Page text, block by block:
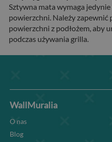
Sztywna mata wymaga
powierzchni. Należy zapewnić
powierzchni z podłożem, aby
podczas używania grilla.
WallMuralia
O nas
Blog